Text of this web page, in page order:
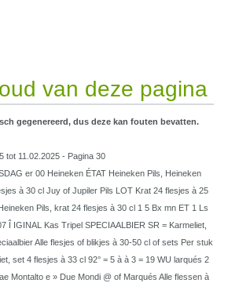
van deze pagina
gegenereerd, dus deze kan fouten bevatten.
tot 11.02.2025 - Pagina 30
er 00 Heineken ÉTAT Heineken Pils, Heineken
à 30 cl Juy of Jupiler Pils LOT Krat 24 flesjes à 25
Pils, krat 24 flesjes à 30 cl 1 5 Bx mn ET 1 Ls
Î IGINAL Kas Tripel SPECIAALBIER SR = Karmeliet,
Alle flesjes of blikjes à 30-50 cl of sets Per stuk
set 4 flesjes à 33 cl 92° = 5 à à 3 = 19 WU larqués 2
Montalto e » Due Mondi @ of Marqués Alle flessen à